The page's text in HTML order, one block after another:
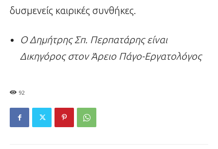
δυσμενείς καιρικές συνθήκες.
Ο Δημήτρης Σπ. Περπατάρης είναι
Δικηγόρος στον Άρειο Πάγο-Εργατολόγος
92